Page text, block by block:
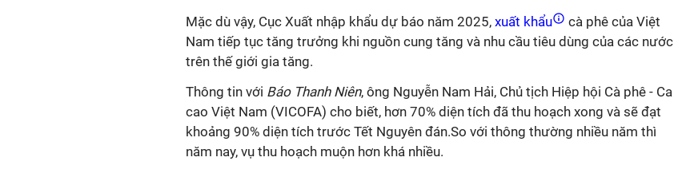
Mặc dù vậy, Cục Xuất nhập khẩu dự báo năm 2025, xuất khẩu
cà phê của Việt
Nam tiếp tục tăng trưởng khi nguồn cung tăng và nhu cầu tiêu dùng của các nước
trên thế giới gia tăng.
Thông tin với Báo Thanh Niên, ông Nguyễn Nam Hải, Chủ tịch Hiệp hội Cà phê - Ca
cao Việt Nam (VICOFA) cho biết, hơn 70% diện tích đã thu hoạch xong và sẽ đạt
khoảng 90% diện tích trước Tết Nguyên đán.So với thông thường nhiều năm thì
năm nay, vụ thu hoạch muộn hơn khá nhiều.